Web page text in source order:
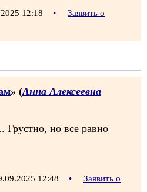
12:18 •
Заявить о
» (Анна Алексеевна
Грустно, но все равно
12:48 •
Заявить о